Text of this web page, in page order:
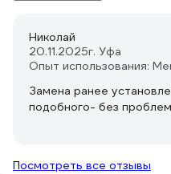
Николай
20.11.2025г. Уфа
Опыт использования:
Замена ранее
подобного- без проблем
Посмотреть все отзывы